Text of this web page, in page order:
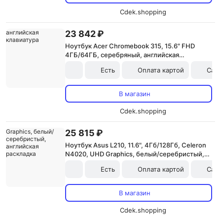
Cdek.shopping
23 842 ₽
Ноутбук Acer Chromebook 315, 15.6" FHD
4ГБ/64ГБ, серебряный, английская
Есть
Оплата картой
В магазин
Cdek.shopping
25 815 ₽
Ноутбук Asus L210, 11.6", 4Гб/128Гб, Celeron
N4020, UHD Graphics, белый/серебристый,
Есть
Оплата картой
В магазин
Cdek.shopping